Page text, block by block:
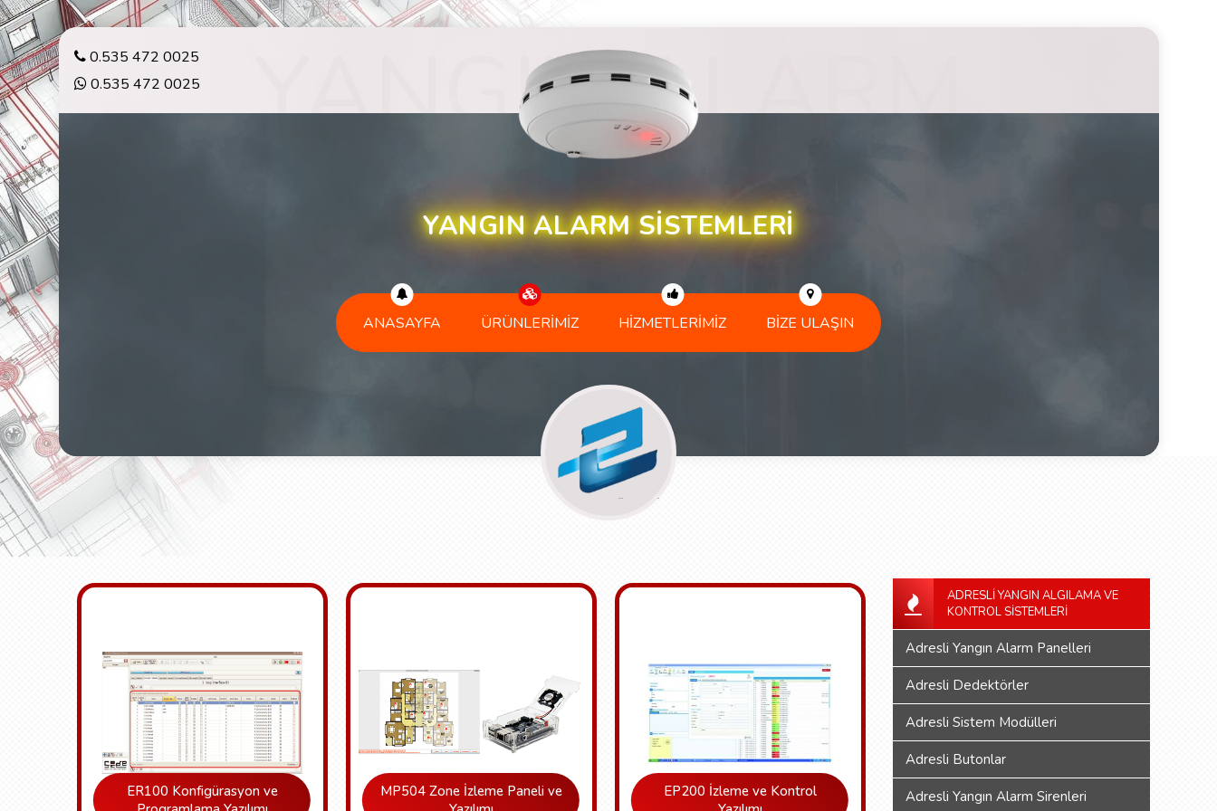
YANGIN ALARM SISTEMLERI
0.535 472 0025
0.535 472 0025
ANASAYFA ÜRÜNLERIMIZ HIZMETLERIMIZ BIZE ULAŞIN
ER100 Konfigürasyon ve
MP504 Zone İzleme Paneli ve
EP200 İzleme ve Kontrol
ADRESLI YANGIN ALGILAMA VE
KONTROL SISTEMLERI
Adresli Yangın Alarm Panelleri
Adresli Dedektörler
Adresli Sistem Modülleri
Adresli Butonlar
Adresli Yangın Alarm Sirenleri